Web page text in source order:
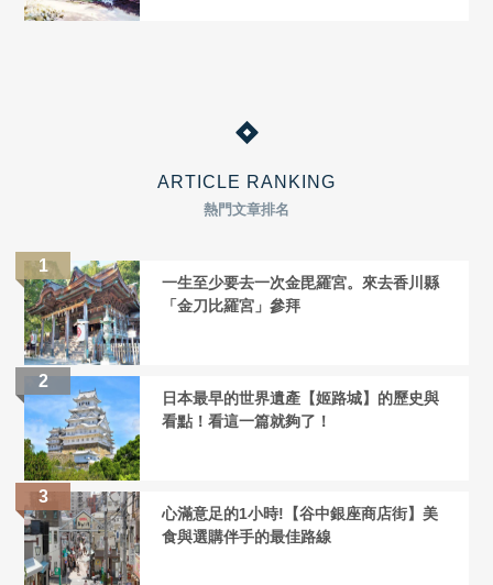
ARTICLE RANKING
熱門文章排名
一生至少要去一次金毘羅宮。來去香川縣
「金刀比羅宮」參拜
日本最早的世界遺產【姬路城】的歷史與
看點！看這一篇就夠了！
心滿意足的1小時!【谷中銀座商店街】美
食與選購伴手的最佳路線